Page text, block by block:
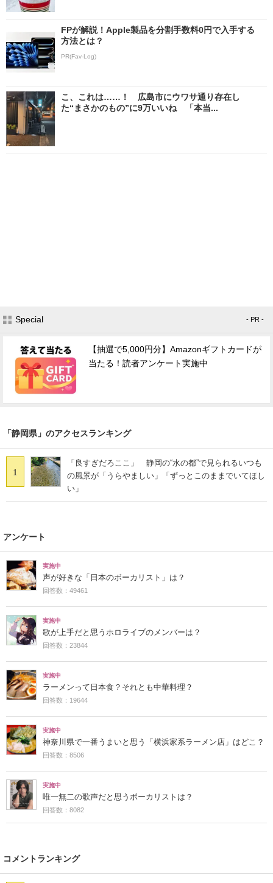
FPが解説！Apple製品を分割手数料0円で入手する
方法とは？
PR(Fav-Log)
こ、これは……！ 広島市にウワサ通り存在し
た“まさかのもの”に9万いいね 「本当...
Special - PR -
【抽選で5,000円分】Amazonギフトカードが
当たる！読者アンケート実施中
「静岡県」のアクセスランキング
1
「良すぎだろここ」 静岡の“水の都”で見られるいつも
の風景が「うらやましい」「ずっとこのままでいてほし
い」
アンケート
実施中
声が好きな「日本のボーカリスト」は？
回答数：49461
実施中
歌が上手だと思うホロライブのメンバーは？
回答数：23844
実施中
ラーメンって日本食？それとも中華料理？
回答数：19644
実施中
神奈川県で一番うまいと思う「横浜家系ラーメン店」はどこ？
回答数：8506
実施中
唯一無二の歌声だと思うボーカリストは？
回答数：8082
コメントランキング